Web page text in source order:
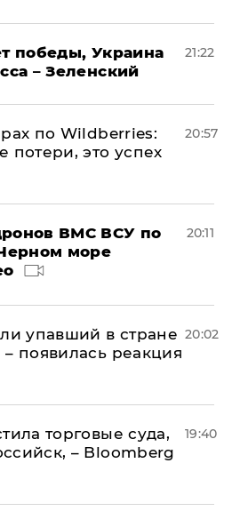
победы, Украина
– Зеленский
21:22
по Wildberries:
потери, это успех
20:57
ВМС ВСУ по
море
20:11
упавший в стране
появилась реакция
20:02
торговые суда,
– Bloomberg
19:40